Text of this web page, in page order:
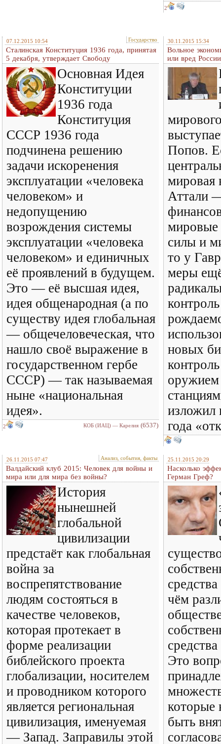
2
07.12.2015 10:54 Государство
Сталинская Конституция 1936 года, принятая
5 декабря, утверждает Свободу
Основная Идея
Конституции
1936 года
Конституция
СССР 1936 года
подчинена решению
задачи искоренения
эксплуатации «человека
человеком» и
недопущению
возрождения системы
эксплуатации «человека
человеком» и единичных
её проявлений в будущем.
Это — её высшая идея,
идея общенародная (а по
существу идея глобальная
— общечеловеческая, что
нашло своё выражение в
государственном гербе
СССР) — так называемая
ныне «национальная
идея».
2 КОБ (ИАЦ) — Карелия (6537)
30.11.2015 15:34
Вольное
или вред
Попов.
мировая
Аттали
силы и
то у
меры
новых
изложил
года
26.11.2015 07:47 Анализ, события, факты
Валдайский клуб 2015: Человек для войны и
мира или для мира без войны?
История
нынешней
глобальной
цивилизации
предстаёт как глобальная
война за
воспрепятствование
людям состояться в
качестве человеков,
которая протекает в
форме реализации
библейского проекта
глобализации, носителем
и проводником которого
является региональная
цивилизация, именуемая
— Запад. Заправилы этой
25.11.2015 20:29
Насколько
Герман Греф?
чём
Это
которые
быть